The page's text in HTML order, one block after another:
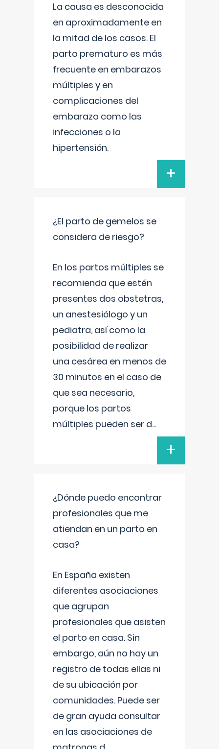
La causa es desconocida
en aproximadamente en
la mitad de los casos. El
parto prematuro es más
frecuente en embarazos
múltiples y en
complicaciones del
embarazo como las
infecciones o la
hipertensión.
+
¿El parto de gemelos se
considera de riesgo?
En los partos múltiples se
recomienda que estén
presentes dos obstetras,
un anestesiólogo y un
pediatra, así como la
posibilidad de realizar
una cesárea en menos de
30 minutos en el caso de
que sea necesario,
porque los partos
múltiples pueden ser d...
+
¿Dónde puedo encontrar
profesionales que me
atiendan en un parto en
casa?
En España existen
diferentes asociaciones
que agrupan
profesionales que asisten
el parto en casa. Sin
embargo, aún no hay un
registro de todas ellas ni
de su ubicación por
comunidades. Puede ser
de gran ayuda consultar
en las asociaciones de